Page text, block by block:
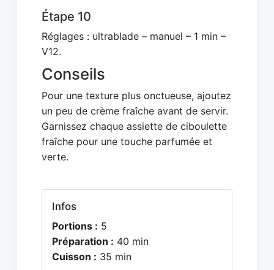
Étape 10
Réglages : ultrablade – manuel – 1 min –
V12.
Conseils
Pour une texture plus onctueuse, ajoutez
un peu de crème fraîche avant de servir.
Garnissez chaque assiette de ciboulette
fraîche pour une touche parfumée et
verte.
Infos
Portions : 5
Préparation : 40 min
Cuisson : 35 min